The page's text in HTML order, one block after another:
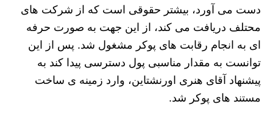
دست می آورد، بیشتر حقوقی است که از شرکت های
محتلف دریافت می کند، از این جهت به صورت حرفه
ای به انجام رقابت های پوکر مشغول شد. پس از این
توانست به مقدار مناسبی پول دسترسی پیدا کند به
پیشنهاد آقای هنری اورنشتاین، وارد زمینه ی ساخت
مستند های پوکر شد.